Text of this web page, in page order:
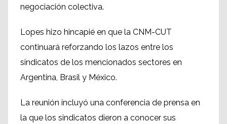
negociación colectiva.
Lopes hizo hincapié en que la CNM-CUT
continuará reforzando los lazos entre los
sindicatos de los mencionados sectores en
Argentina, Brasil y México.
La reunión incluyó una conferencia de prensa en
la que los sindicatos dieron a conocer sus